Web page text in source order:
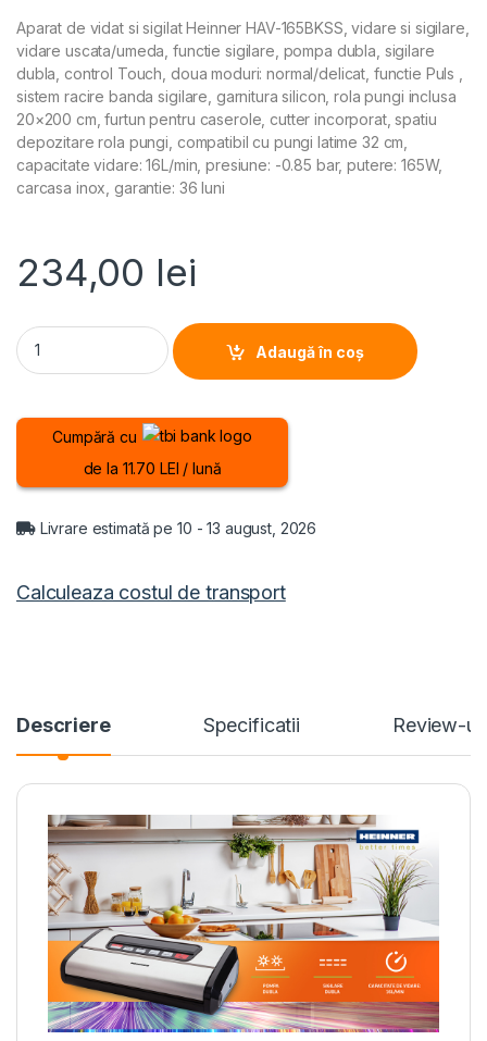
Aparat de vidat si sigilat Heinner HAV-165BKSS, vidare si sigilare,
vidare uscata/umeda, functie sigilare, pompa dubla, sigilare
dubla, control Touch, doua moduri: normal/delicat, functie Puls ,
sistem racire banda sigilare, garnitura silicon, rola pungi inclusa
20×200 cm, furtun pentru caserole, cutter incorporat, spatiu
depozitare rola pungi, compatibil cu pungi latime 32 cm,
capacitate vidare: 16L/min, presiune: -0.85 bar, putere: 165W,
carcasa inox, garantie: 36 luni
234,00 lei
APARAT DE VIDAT HEINNER HAV-165BKSS, Putere
Adaugă în coș
Cumpără cu
de la 11.70 LEI / lună
Livrare estimată pe 10 - 13 august, 2026
Calculeaza costul de transport
Descriere Specificatii Review-uri